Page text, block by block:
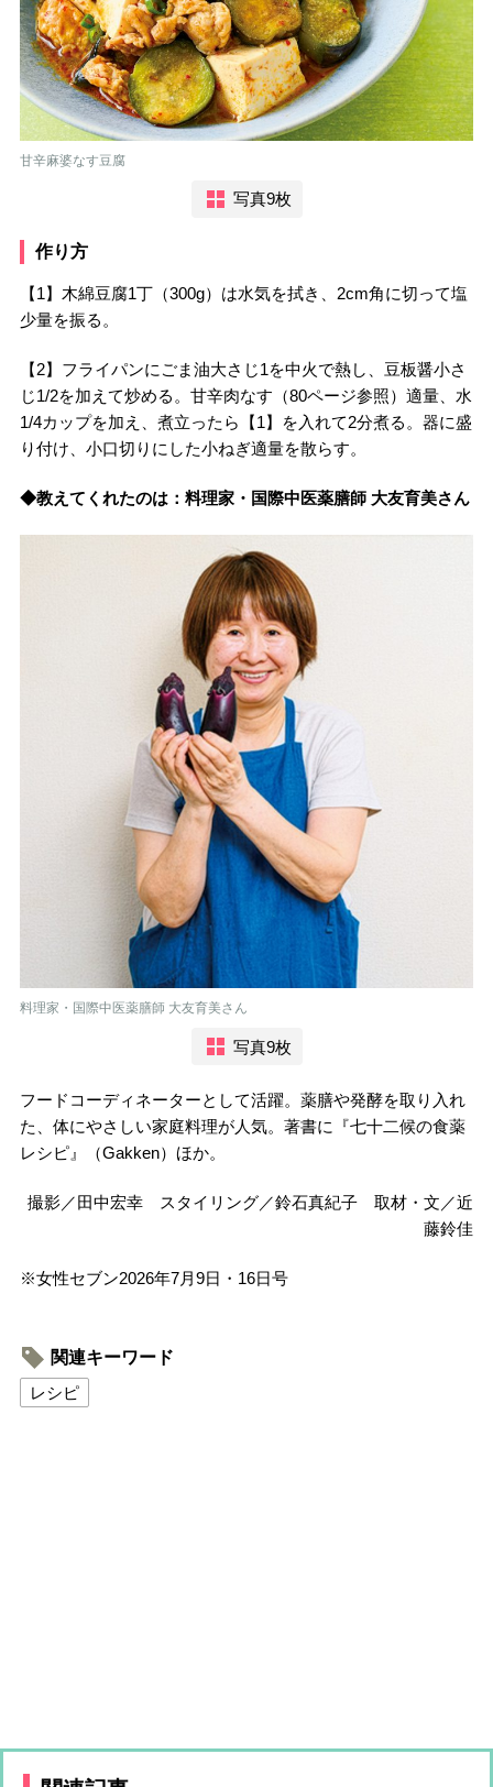
甘辛麻婆なす豆腐
写真9枚
作り方
【1】木綿豆腐1丁（300g）は水気を拭き、2cm角に切って塩
少量を振る。
【2】フライパンにごま油大さじ1を中火で熱し、豆板醤小さ
じ1/2を加えて炒める。甘辛肉なす（80ページ参照）適量、水
1/4カップを加え、煮立ったら【1】を入れて2分煮る。器に盛
り付け、小口切りにした小ねぎ適量を散らす。
◆教えてくれたのは：料理家・国際中医薬膳師 大友育美さん
料理家・国際中医薬膳師 大友育美さん
写真9枚
フードコーディネーターとして活躍。薬膳や発酵を取り入れ
た、体にやさしい家庭料理が人気。著書に『七十二候の食薬
レシピ』（Gakken）ほか。
撮影／田中宏幸 スタイリング／鈴石真紀子 取材・文／近
藤鈴佳
※女性セブン2026年7月9日・16日号
関連キーワード
レシピ